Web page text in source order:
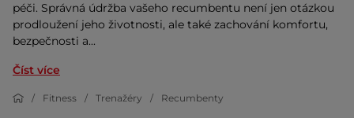
péči. Správná údržba vašeho recumbentu není jen otázkou
prodloužení jeho životnosti, ale také zachování komfortu,
bezpečnosti a...
Číst více
Fitness Trenažéry Recumbenty